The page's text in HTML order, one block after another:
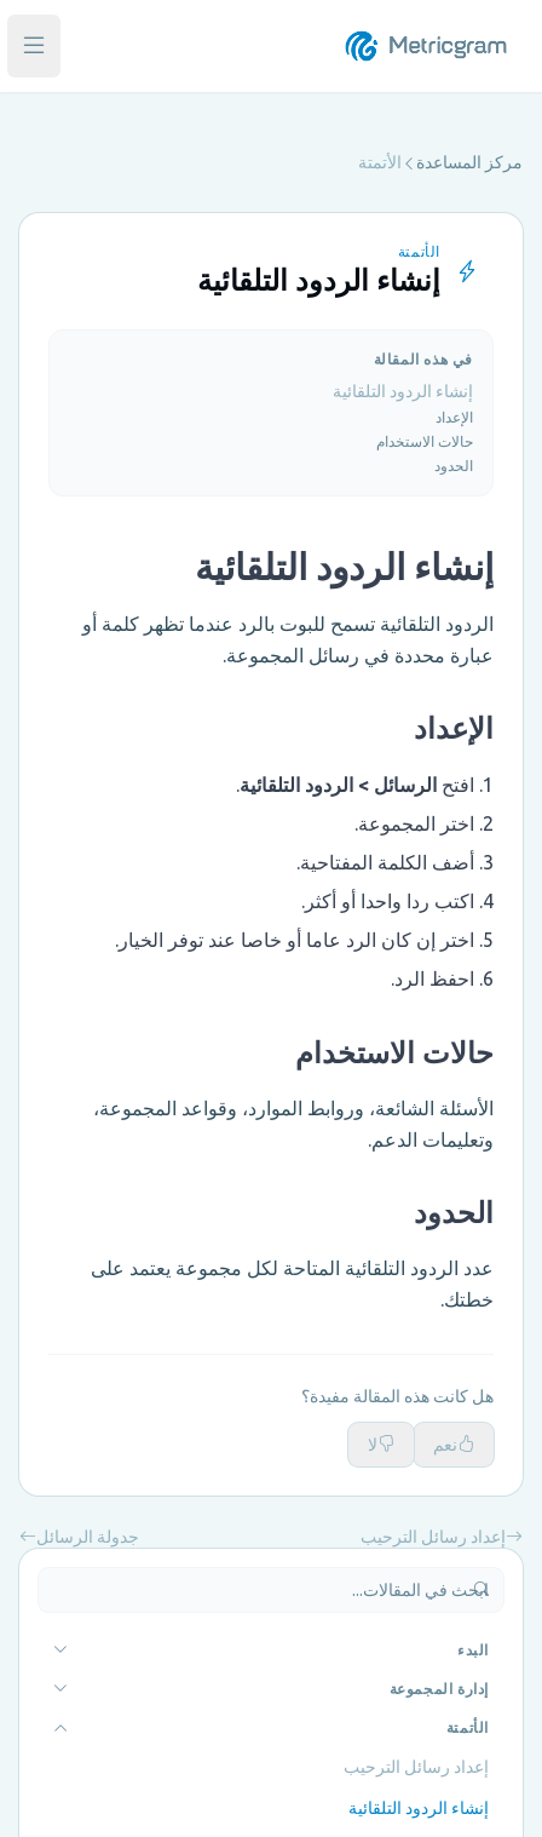
فتح
مركز المساعدة الأتمتة
الأتمتة
إنشاء الردود التلقائية
في هذه المقالة
إنشاء الردود التلقائية
الإعداد
حالات الاستخدام
الحدود
إنشاء الردود التلقائية
الردود التلقائية تسمح للبوت بالرد عندما تظهر كلمة أو
عبارة محددة في رسائل المجموعة.
الإعداد
افتح الرسائل > الردود التلقائية.
اختر المجموعة.
أضف الكلمة المفتاحية.
اكتب ردا واحدا أو أكثر.
اختر إن كان الرد عاما أو خاصا عند توفر الخيار.
احفظ الرد.
حالات الاستخدام
الأسئلة الشائعة، وروابط الموارد، وقواعد المجموعة،
وتعليمات الدعم.
الحدود
عدد الردود التلقائية المتاحة لكل مجموعة يعتمد على
خطتك.
هل كانت هذه المقالة مفيدة؟
نعم لا
إعداد رسائل الترحيب جدولة الرسائل
البدء
إدارة المجموعة
الأتمتة
إعداد رسائل الترحيب
إنشاء الردود التلقائية